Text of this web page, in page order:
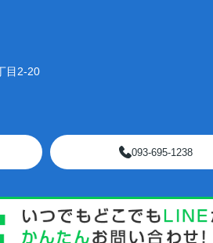
目2-20
093-695-1238